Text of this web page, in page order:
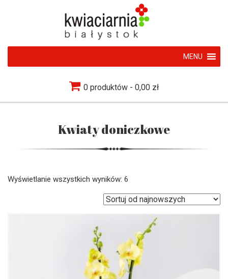
MENU
0 produktów 0,00 zł
Kwiaty doniczkowe
Wyświetlanie wszystkich wyników: 6